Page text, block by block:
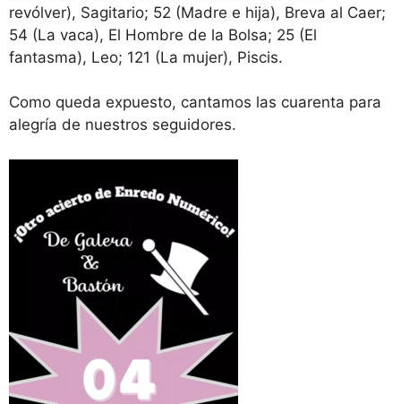
revólver), Sagitario; 52 (Madre e hija), Breva al Caer;
54 (La vaca), El Hombre de la Bolsa; 25 (El
fantasma), Leo; 121 (La mujer), Piscis.
Como queda expuesto, cantamos las cuarenta para
alegría de nuestros seguidores.